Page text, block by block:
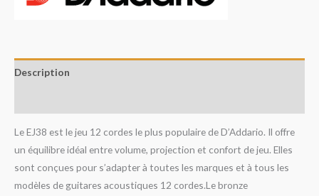
Description
Le EJ38 est le jeu 12 cordes le plus populaire de D’Addario. Il offre
un équilibre idéal entre volume, projection et confort de jeu. Elles
sont conçues pour s’adapter à toutes les marques et à tous les
modèles de guitares acoustiques 12 cordes.Le bronze